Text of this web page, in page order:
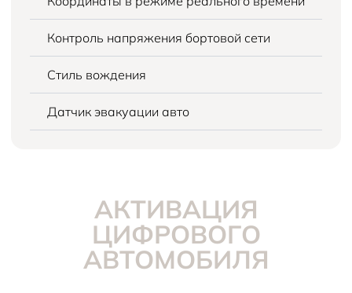
Контроль напряжения бортовой сети
Стиль вождения
Датчик эвакуации авто
АКТИВАЦИЯ
ЦИФРОВОГО
АВТОМОБИЛЯ